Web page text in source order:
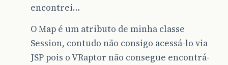
encontrei…
O Map é um atributo de minha classe
Session, contudo não consigo acessá-lo via
JSP pois o VRaptor não consegue encontrá-